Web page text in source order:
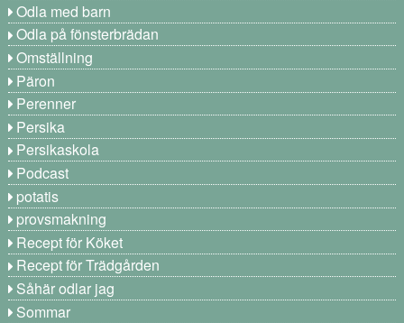
Odla med barn
Odla på fönsterbrädan
Omställning
Päron
Perenner
Persika
Persikaskola
Podcast
potatis
provsmakning
Recept för Köket
Recept för Trädgården
Såhär odlar jag
Sommar